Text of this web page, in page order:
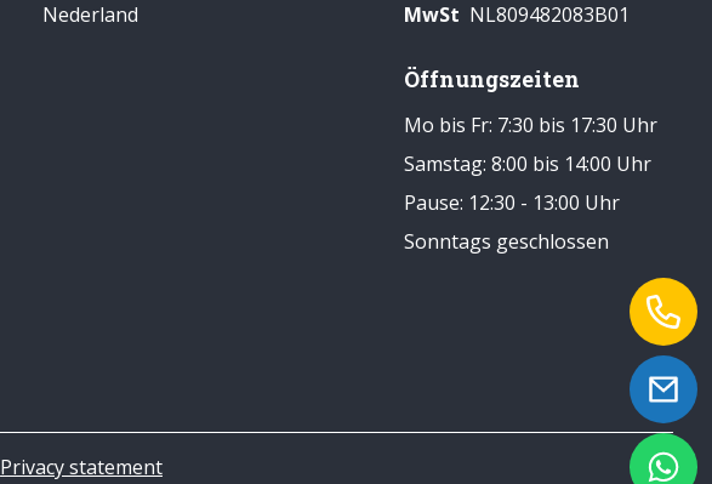
Nederland
MwSt NL809482083B01
Öffnungszeiten
Mo bis Fr: 7:30 bis 17:30 Uhr
Samstag: 8:00 bis 14:00 Uhr
Pause: 12:30 - 13:00 Uhr
Sonntags geschlossen
Privacy statement